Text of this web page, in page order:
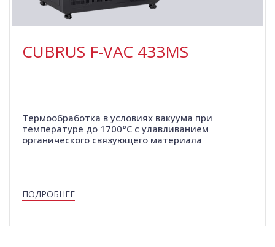
CUBRUS F-VAC 433MS
Термообработка в условиях вакуума при
температуре до 1700°C с улавливанием
органического связующего материала
ПОДРОБНЕЕ